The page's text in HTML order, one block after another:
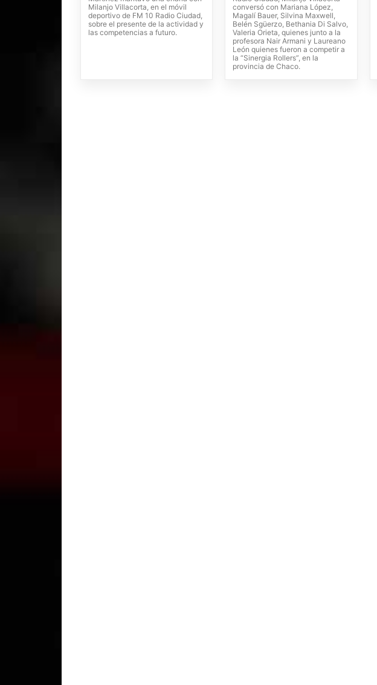
Milanjo Villacorta, en el móvil
deportivo de FM 10 Radio Ciudad,
sobre el presente de la actividad y
las competencias a futuro.
conversó con Mariana López,
Magalí Bauer, Silvina Maxwell,
Belén Sgüerzo, Bethania Di Salvo,
Valeria Orieta, quienes junto a la
profesora Nair Armani y Laureano
León quienes fueron a competir a
la “Sinergia Rollers”, en la
provincia de Chaco.